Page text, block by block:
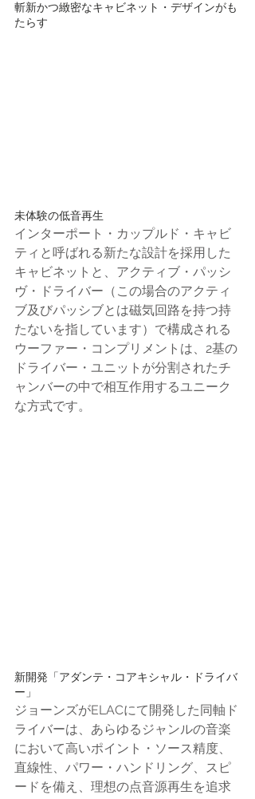
斬新かつ緻密なキャビネット・デザインがも
たらす
未体験の低音再生
インターポート・カップルド・キャビ
ティと呼ばれる新たな設計を採用した
キャビネットと、アクティブ・パッシ
ヴ・ドライバー（この場合のアクティ
ブ及びパッシブとは磁気回路を持つ持
たないを指しています）で構成される
ウーファー・コンプリメントは、2基の
ドライバー・ユニットが分割されたチ
ャンバーの中で相互作用するユニーク
な方式です。
新開発「アダンテ・コアキシャル・ドライバ
ー」
ジョーンズがELACにて開発した同軸ド
ライバーは、あらゆるジャンルの音楽
において高いポイント・ソース精度、
直線性、パワー・ハンドリング、スピ
ードを備え、理想の点音源再生を追求